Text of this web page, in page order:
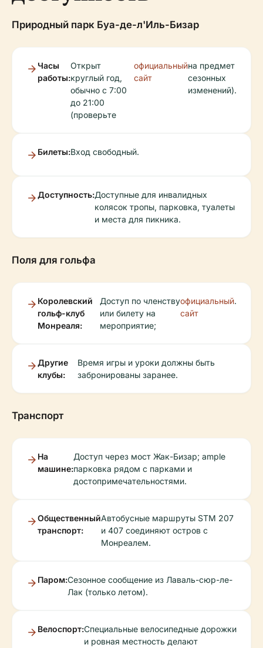
Природный парк Буа-де-л'Иль-Бизар
Часы
работы:
Открыт
круглый год,
обычно с 7:00
до 21:00
(проверьте
официальный
сайт
на предмет
сезонных
изменений).
Билеты:Вход свободный.
Доступность:Доступные для инвалидных
колясок тропы, парковка, туалеты
и места для пикника.
Поля для гольфа
Королевский
гольф-клуб
Монреаля:
Доступ по членству
или билету на
мероприятие;
официальный
сайт
.
Другие
клубы:
Время игры и уроки должны быть
забронированы заранее.
Транспорт
На
машине:
Доступ через мост Жак-Бизар; ample
парковка рядом с парками и
достопримечательностями.
Общественный
транспорт:
Автобусные маршруты STM 207
и 407 соединяют остров с
Монреалем.
Паром:Сезонное сообщение из Лаваль-сюр-ле-
Лак (только летом).
Велоспорт:Специальные велосипедные дорожки
и ровная местность делают